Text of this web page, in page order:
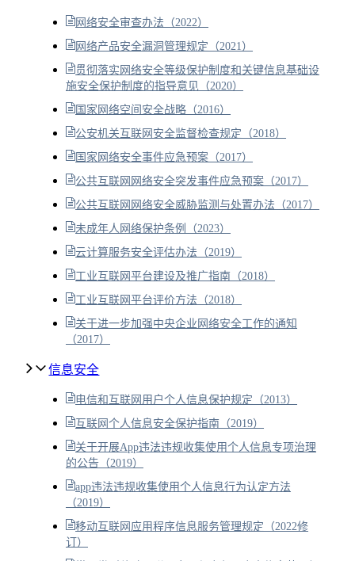
网络安全审查办法（2022）
网络产品安全漏洞管理规定（2021）
贯彻落实网络安全等级保护制度和关键信息基础设
施安全保护制度的指导意见（2020）
国家网络空间安全战略（2016）
公安机关互联网安全监督检查规定（2018）
国家网络安全事件应急预案（2017）
公共互联网网络安全突发事件应急预案（2017）
公共互联网网络安全威胁监测与处置办法（2017）
未成年人网络保护条例（2023）
云计算服务安全评估办法（2019）
工业互联网平台建设及推广指南（2018）
工业互联网平台评价方法（2018）
关于进一步加强中央企业网络安全工作的通知
（2017）
信息安全
电信和互联网用户个人信息保护规定（2013）
互联网个人信息安全保护指南（2019）
关于开展App违法违规收集使用个人信息专项治理
的公告（2019）
app违法违规收集使用个人信息行为认定方法
（2019）
移动互联网应用程序信息服务管理规定（2022修
订）